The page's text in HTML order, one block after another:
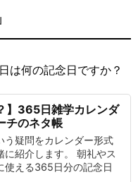
は何の記念日ですか？
】365日雑学カレンダ
チのネタ帳
う疑問をカレンダー形式
に紹介します。 朝礼やス
使える365日分の記念日